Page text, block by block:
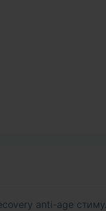
anti-age